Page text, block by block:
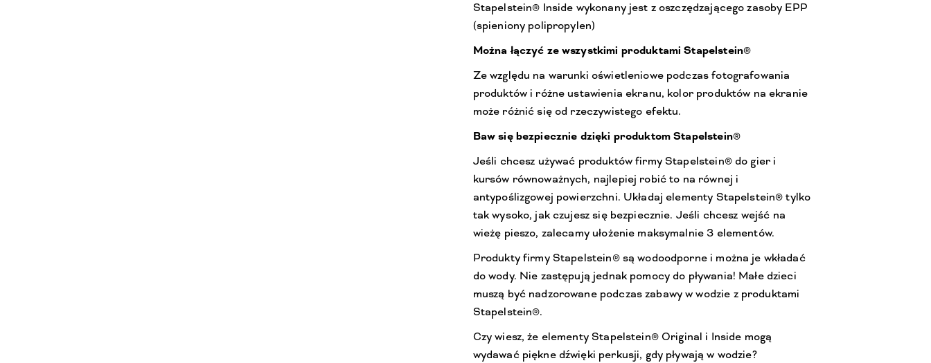
Stapelstein® Inside wykonany jest z oszczędzającego zasoby EPP
(spieniony polipropylen)
Można łączyć ze wszystkimi produktami Stapelstein®
Ze względu na warunki oświetleniowe podczas fotografowania
produktów i różne ustawienia ekranu, kolor produktów na ekranie
może różnić się od rzeczywistego efektu.
Baw się bezpiecznie dzięki produktom Stapelstein®
Jeśli chcesz używać produktów firmy Stapelstein® do gier i
kursów równoważnych, najlepiej robić to na równej i
antypoślizgowej powierzchni. Układaj elementy Stapelstein® tylko
tak wysoko, jak czujesz się bezpiecznie. Jeśli chcesz wejść na
wieżę pieszo, zalecamy ułożenie maksymalnie 3 elementów.
Produkty firmy Stapelstein® są wodoodporne i można je wkładać
do wody. Nie zastępują jednak pomocy do pływania! Małe dzieci
muszą być nadzorowane podczas zabawy w wodzie z produktami
Stapelstein®.
Czy wiesz, że elementy Stapelstein® Original i Inside mogą
wydawać piękne dźwięki perkusji, gdy pływają w wodzie?